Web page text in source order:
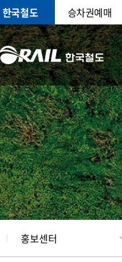
한국철도 승차권예매
홍보
홍보센터